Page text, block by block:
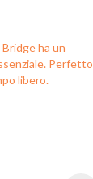
ha un
Perfetto
libero.